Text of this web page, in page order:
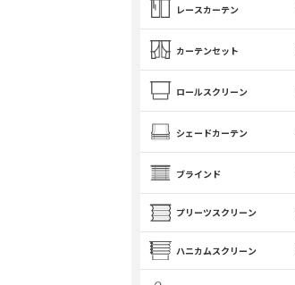
レースカーテン
カーテンセット
ロールスクリーン
シェードカーテン
ブラインド
プリーツスクリーン
ハニカムスクリーン